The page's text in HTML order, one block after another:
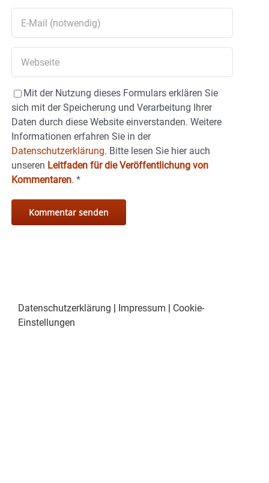
Mit der Nutzung dieses Formulars erklären Sie
sich mit der Speicherung und Verarbeitung Ihrer
Daten durch diese Website einverstanden. Weitere
Informationen erfahren Sie in der
Datenschutzerklärung. Bitte lesen Sie hier auch
unseren Leitfaden für die Veröffentlichung von
Kommentaren. *
Datenschutzerklärung | Impressum | Cookie-
Einstellungen